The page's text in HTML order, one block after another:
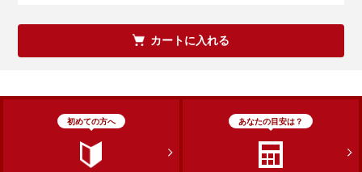
カートに入れる
初めての方へ あなたの目安は？